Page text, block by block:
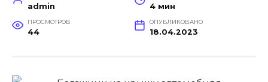
admin 4 мин
ПРОСМОТРОВ
44
ОПУБЛИКОВАНО
18.04.2023